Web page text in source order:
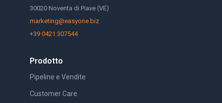
30020 Noventa di Piave (VE)
marketing@easyone.biz
+39 0421 307544
Prodotto
Pipeline e Vendite
Customer Care